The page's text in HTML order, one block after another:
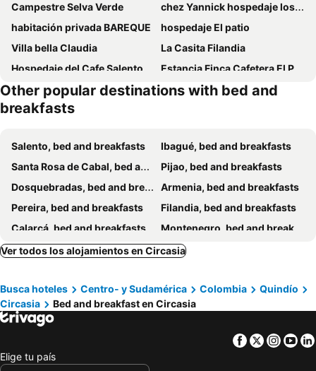
Campestre Selva Verde
chez Yannick hospedaje los amigos
habitación privada BAREQUE
hospedaje El patio
Villa bella Claudia
La Casita Filandia
Hospedaje del Cafe Salento
Estancia Finca Cafetera El Paraiso
Hostel Campestre Las Guaduas
Mirador Verde By Nala
Luxury la Molienda
Alojamiento campestre Betania en el corazón del Quindio Espectacular!
Finca Nuestro Sueño
Villa Linderhof
Santa Maria Bed And Breakfast
Finca Hotel Villa Carolina
Other popular destinations with bed and
breakfasts
Salento, bed and breakfasts
Ibagué, bed and breakfasts
Santa Rosa de Cabal, bed and breakfasts
Pijao, bed and breakfasts
Dosquebradas, bed and breakfasts
Armenia, bed and breakfasts
Pereira, bed and breakfasts
Filandia, bed and breakfasts
Calarcá, bed and breakfasts
Montenegro, bed and breakfasts
Ver todos los alojamientos en Circasia
Busca hoteles Centro- y Sudamérica Colombia
Quindío
Circasia
Bed and breakfast en Circasia
Facebook
Twitter
Elige tu país